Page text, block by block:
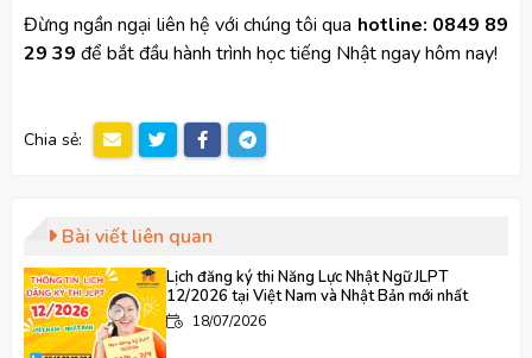
Đừng ngần ngại liên hệ với chúng tôi qua hotline: 0849 89
29 39 để bắt đầu hành trình học tiếng Nhật ngay hôm nay!
Chia sẻ:
Bài viết liên quan
Lịch đăng ký thi Năng Lực Nhật Ngữ JLPT
12/2026 tại Việt Nam và Nhật Bản mới nhất
18/07/2026